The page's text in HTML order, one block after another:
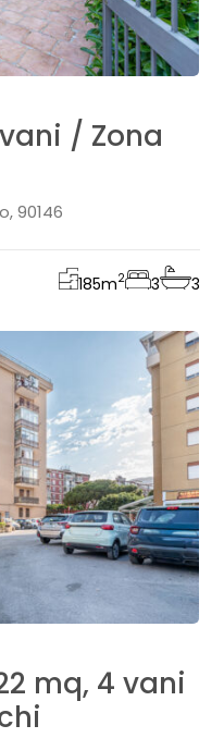
/ Zona
90146
185m2 3 3
mq, 4 vani